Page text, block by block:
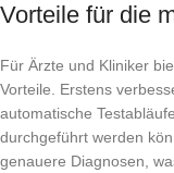
Vorteile für die
Für Ärzte und Kliniker
Vorteile. Erstens
automatische
durchgeführt werden
genauere Diagnosen,